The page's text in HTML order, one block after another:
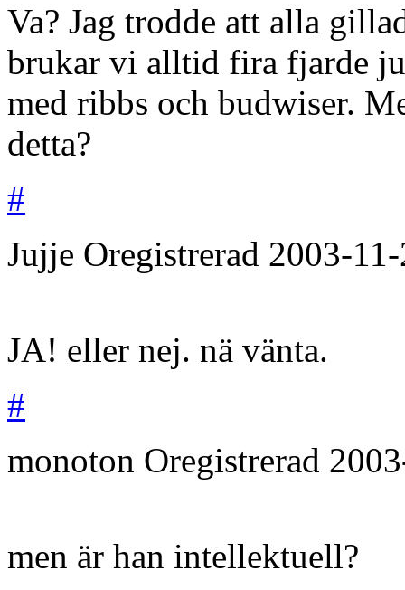
Va? Jag trodde att alla
brukar vi alltid fira fjarde
med ribbs och budwiser.
detta?
#
Jujje Oregistrerad 2003-
JA! eller nej. nä vänta.
#
monoton Oregistrerad
men är han intellektuell?